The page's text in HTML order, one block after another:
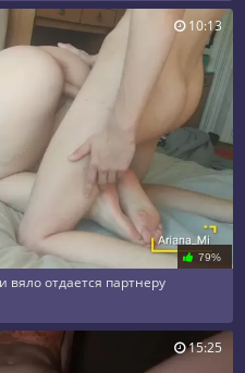
79%
вяло отдается партнеру
10:13
15:25